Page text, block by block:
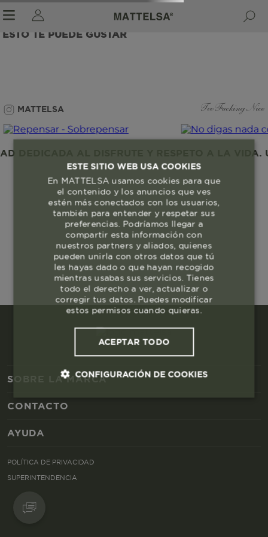
ESTO TE PUEDE GUSTAR
MATTELSA Too Fucking Nice
AL DISFRUTE Y RESPETO A LA
SOBRE LA MARCA
CONTACTO
AYUDA
POLÍTICA DE PRIVACIDAD
SUPERINTENDENCIA
ESTE SITIO WEB USA COOKIES
En MATTELSA usamos cookies para que
el contenido y los anuncios que ves
estén más conectados con los usuarios,
también para entender y respetar sus
preferencias. Podríamos llegar a
compartir esta información con
nuestros partners y aliados, quienes
pueden unirla con otros datos que tú
les hayas dado o que hayan recogido
mientras usabas sus servicios. Tienes
todo el derecho a ver, actualizar o
corregir tus datos. Puedes modificar
estos permisos cuando quieras.
ACEPTAR TODO
CONFIGURACIÓN DE COOKIES